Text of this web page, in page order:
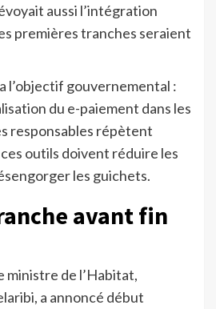
aussi l’intégration
premières tranches seraient
l’objectif gouvernemental :
du e-paiement dans les
responsables répètent
outils doivent réduire les
les guichets.
avant fin
ministre de l’Habitat,
a annoncé début